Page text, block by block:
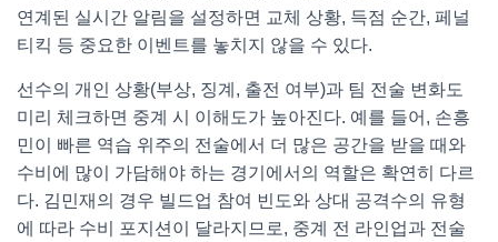
연계된 실시간 알림을 설정하면 교체 상황, 득점 순간, 페널
티킥 등 중요한 이벤트를 놓치지 않을 수 있다.
선수의 개인 상황(부상, 징계, 출전 여부)과 팀 전술 변화도
미리 체크하면 중계 시 이해도가 높아진다. 예를 들어, 손흥
민이 빠른 역습 위주의 전술에서 더 많은 공간을 받을 때와
수비에 많이 가담해야 하는 경기에서의 역할은 확연히 다르
다. 김민재의 경우 빌드업 참여 빈도와 상대 공격수의 유형
에 따라 수비 포지션이 달라지므로, 중계 전 라인업과 전술